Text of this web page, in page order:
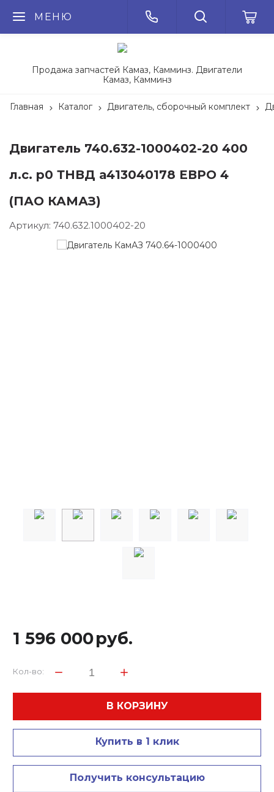
МЕНЮ
Продажа запчастей Камаз, Камминз. Двигатели
Камаз, Камминз
Главная Каталог Двигатель, сборочный комплект
Двигатель 740.632-1000402-20 400
л.с. р0 ТНВД а413040178 ЕВРО 4
(ПАО КАМАЗ)
Артикул: 740.632.1000402-20
1 596 000руб.
Кол-во:
В КОРЗИНУ
Купить в 1 клик
Получить консультацию